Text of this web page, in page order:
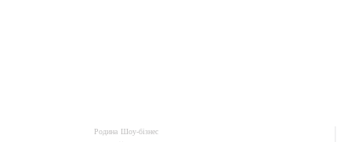
Родина Шоу-бізнес